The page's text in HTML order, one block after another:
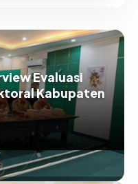
Evaluasi
Kabupaten